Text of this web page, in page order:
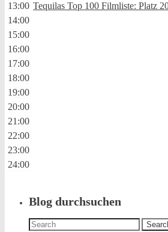
13:00 Tequilas Top 100 Filmliste: Platz
14:00
15:00
16:00
17:00
18:00
19:00
20:00
21:00
22:00
23:00
24:00
Blog durchsuchen
Search